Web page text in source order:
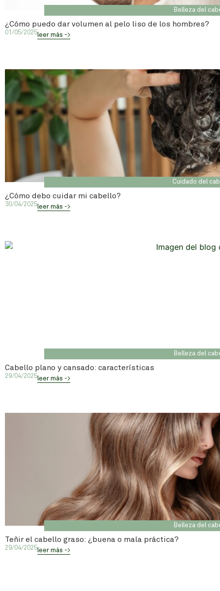
Belleza del
¿Cómo puedo dar volumen al pelo liso de los hombres?
01/05/2025leer más ->
Cuidado del
¿Cómo debo cuidar mi cabello?
30/04/2025leer más ->
Belleza del
Cabello plano y cansado: características
29/04/2025leer más ->
Belleza del
Teñir el cabello graso: ¿buena o mala práctica?
29/04/2025leer más ->